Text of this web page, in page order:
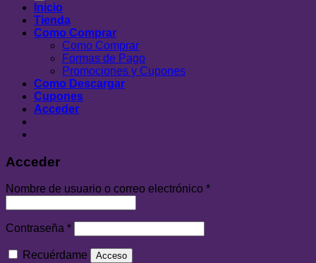
Inicio
Tienda
Como Comprar
Como Comprar
Formas de Pago
Promociones y Cupones
Como Descargar
Cupones
Acceder
Acceder
Nombre de usuario o correo electrónico *
Contraseña *
Recuérdame Acceso